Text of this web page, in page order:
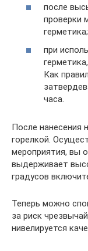
после
проверки
герметика;
при
Как
часа.
После нанесения
горелкой.
мероприятия, вы
выдерживает
градусов
Теперь можно
за риск
нивелируется